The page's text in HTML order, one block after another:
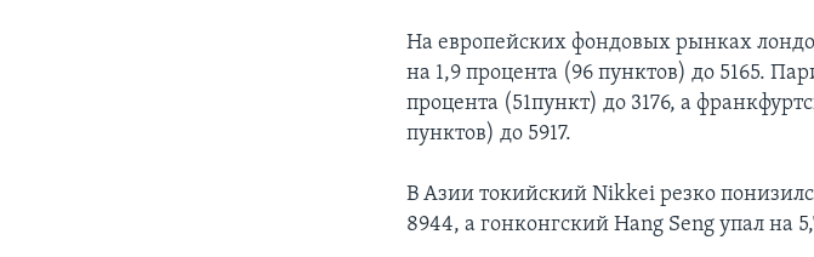
На европейских фондовых рынках
на 1,9 процента (96 пунктов) до 5165.
процента (51пункт) до 3176, а
пунктов) до 5917.
В Азии токийский Nikkei резко
8944, а гонконгский Hang Seng упал на